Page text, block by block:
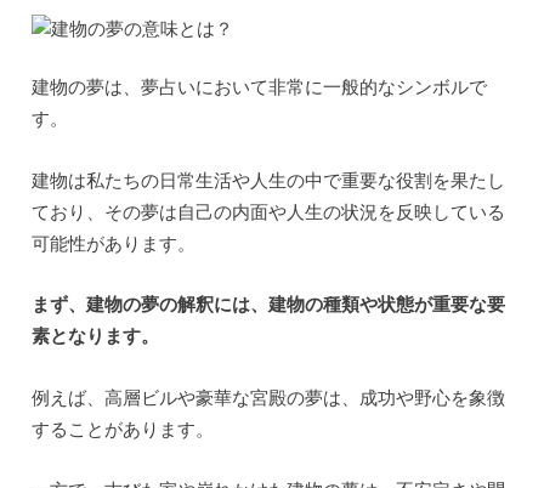
建物の夢は、夢占いにおいて非常に一般的なシンボルで
す。
建物は私たちの日常生活や人生の中で重要な役割を果たし
ており、その夢は自己の内面や人生の状況を反映している
可能性があります。
まず、建物の夢の解釈には、建物の種類や状態が重要な要
素となります。
例えば、高層ビルや豪華な宮殿の夢は、成功や野心を象徴
することがあります。